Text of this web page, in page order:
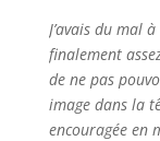
J’avais du mal
finalement
de ne pas
image dans la
encouragée en